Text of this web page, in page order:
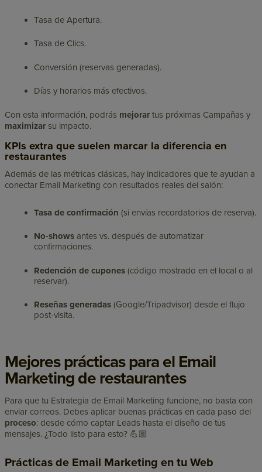
Tasa de Apertura.
Tasa de Clics.
Conversión (reservas generadas).
Días y horarios más efectivos.
Con esta información, podrás mejorartus próximas Campañas y
maximizarsu impacto.
KPIs extra que suelen marcar la diferencia en
restaurantes
Además de las métricas clásicas, hay indicadores que te ayudan a
conectar Email Marketing con resultados reales del salón:
Tasa de confirmación (si envías recordatorios de reserva).
No-shows antes vs. después de automatizar
confirmaciones.
Redención de cupones (código mostrado en el local o al
reservar).
Reseñas generadas (Google/Tripadvisor) desde el flujo
post-visita.
Mejores prácticas para el Email
Marketing de restaurantes
Para que tu Estrategia de Email Marketing funcione, no basta con
enviar correos. Debes aplicar buenas prácticas en cada paso del
proceso: desde cómo captar Leads hasta el diseño de tus
mensajes. ¿Todo listo para esto? 💪🏼
Prácticas de Email Marketing en tu Web